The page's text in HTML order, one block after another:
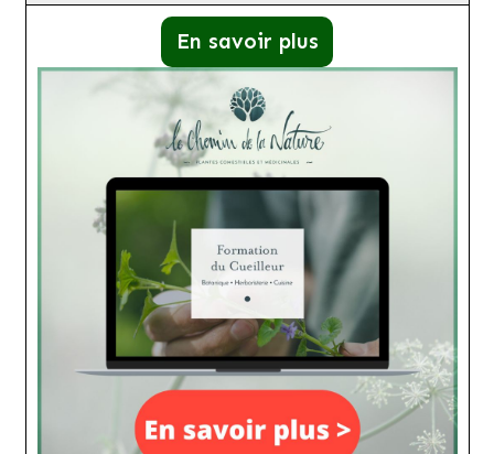
En savoir plus